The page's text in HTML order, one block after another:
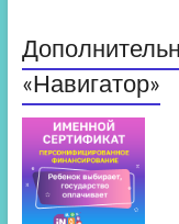
«Навигатор»